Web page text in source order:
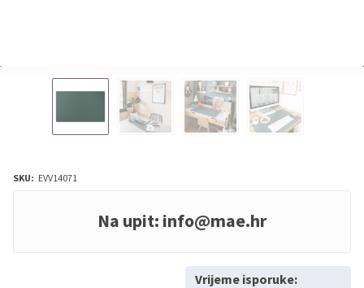
SKU: EVV14071
Na upit: info@mae.hr
Vrijeme isporuke: